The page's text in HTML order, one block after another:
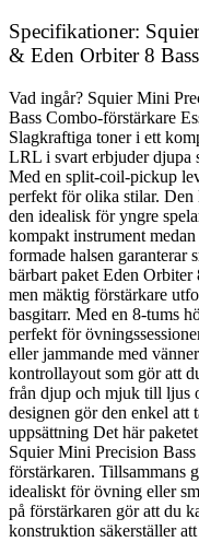
Specifikationer:
& Eden Orbiter 8
Vad ingår? Squier Mini
Bass Combo-förstärkare
Slagkraftiga toner i ett
LRL i svart erbjuder djupa
Med en split-coil-pickup
perfekt för olika stilar. Den
den idealisk för yngre
kompakt instrument
formade halsen
bärbart paket Eden
men mäktig förstärkare
basgitarr. Med en 8-tums
perfekt för
eller jammande med
kontrollayout som gör att
från djup och mjuk till ljus
designen gör den enkel att
uppsättning Det här
Squier Mini Precision
förstärkaren. Tillsammans
idealiskt för övning eller
på förstärkaren gör att du
konstruktion säkerställer